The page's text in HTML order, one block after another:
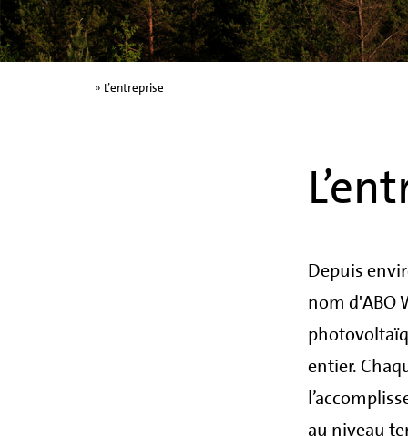
» L’entreprise
Depuis
nom d'ABO
entier.
au niveau